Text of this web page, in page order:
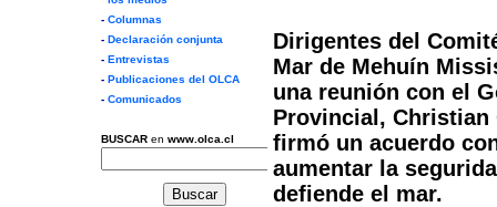
Dirigentes del
Mar de Mehuín
una reunión con el
Provincial, Christian
firmó un acuerdo
aumentar la
defiende el mar.